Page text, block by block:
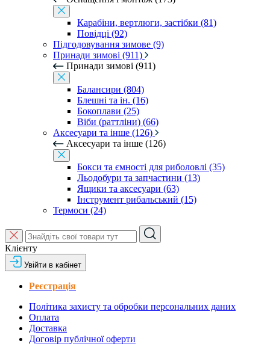
Карабіни, вертлюги, застібки (81)
Повідці (92)
Підгодовування зимове (9)
Принади зимові (911)
Принади зимові (911)
Балансири (804)
Блешні та ін. (16)
Бокоплави (25)
Віби (раттліни) (66)
Аксесуари та інше (126)
Аксесуари та інше (126)
Бокси та ємності для риболовлі (35)
Льодобури та запчастини (13)
Ящики та аксесуари (63)
Інструмент рибальський (15)
Термоси (24)
Клієнту
Увійти в кабінет
Реєстрація
Політика захисту та обробки персональних даних
Оплата
Доставка
Договір публічної оферти